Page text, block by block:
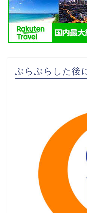
ぶらぶらした後